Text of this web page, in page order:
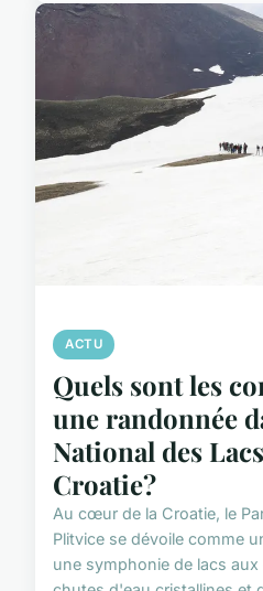
ACTU
Quels sont les
une randonnée
National des
Croatie?
Au cœur de la Croatie, le
Plitvice se dévoile comme
une symphonie de lacs